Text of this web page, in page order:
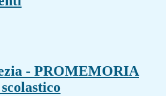
- PROMEMORIA